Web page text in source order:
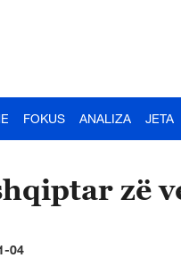
FOKUS ANALIZA JETA
zë
04